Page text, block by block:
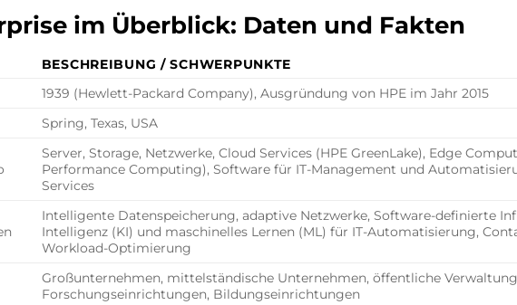
im Überblick: Daten und Fakten
BESCHREIBUNG / SCHWERPUNKTE
1939 (Hewlett-Packard Company), Ausgründung von HPE im Jahr 2015
Spring, Texas, USA
Server, Storage, Netzwerke, Cloud Services (HPE GreenLake), Edge
Performance Computing), Software für IT-Management und
Services
Intelligente Datenspeicherung, adaptive Netzwerke, Software-definierte
Intelligenz (KI) und maschinelles Lernen (ML) für IT-Automatisierung,
Workload-Optimierung
Großunternehmen, mittelständische Unternehmen, öffentliche
Forschungseinrichtungen, Bildungseinrichtungen